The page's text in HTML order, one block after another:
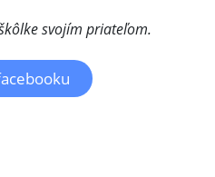
svojím priateľom.